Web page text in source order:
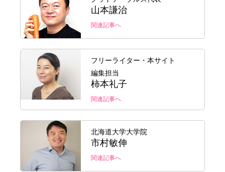
山本謙治
関連記事へ
フリーライター・本サイト
編集担当
柿本礼子
関連記事へ
北海道大学大学院
市村敏伸
関連記事へ